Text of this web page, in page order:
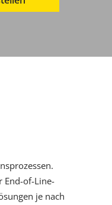
End-of-Line-
je nach